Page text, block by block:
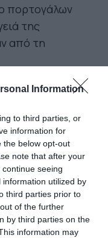
Information
to third parties, or
information for
the below opt-out
note that after your
seeing
utilized by
third parties prior to
of the further
by third parties on the
information may
πορτογάλων
της
από τη